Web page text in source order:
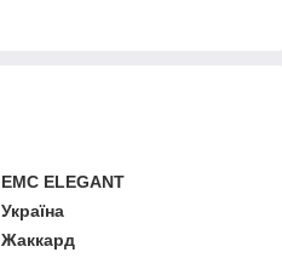
EMC ELEGANT
Україна
Жаккард